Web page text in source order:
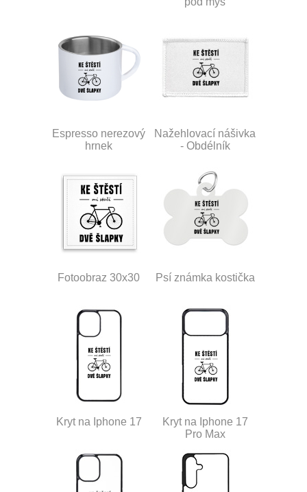
Espresso nerezový
hrnek
Nažehlovací nášivka
- Obdélník
Fotoobraz 30x30 Psí známka kostička
Kryt na Iphone 17
Kryt na Iphone 17
Pro Max